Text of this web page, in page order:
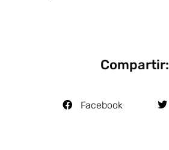
Compartir:
Facebook